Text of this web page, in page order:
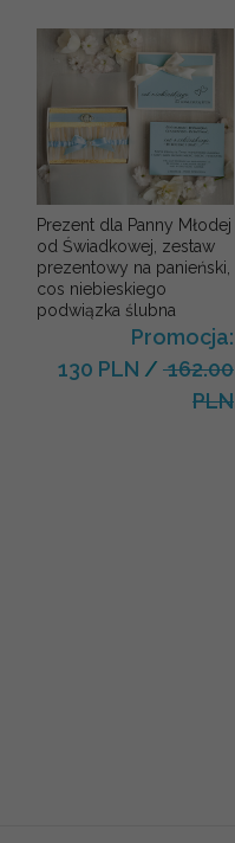
Prezent dla Panny Młodej
od Świadkowej, zestaw
prezentowy na panieński,
cos niebieskiego
podwiązka ślubna
Promocja:
130 PLN / 162.00
PLN